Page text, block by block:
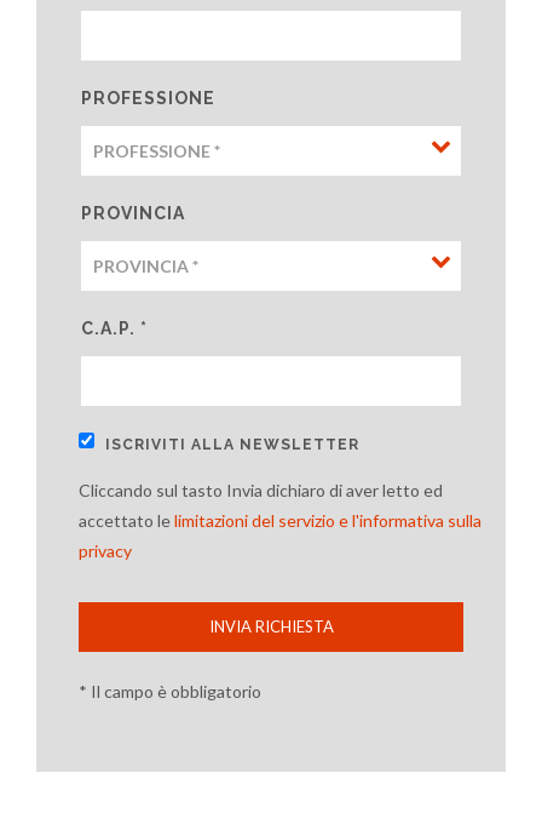
PROFESSIONE
PROVINCIA
C.A.P. *
ISCRIVITI ALLA NEWSLETTER
Cliccando sul tasto Invia dichiaro di aver letto ed
accettato lelimitazioni del servizio e l'informativa sulla
privacy
INVIA RICHIESTA
* Il campo è obbligatorio